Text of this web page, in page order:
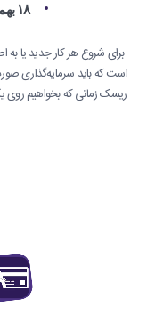
۱۸ بهمن ۱۳۹۹
برای شروع هر کار جدید یا به
است که باید سرمایه‌گذاری
ریسک زمانی که بخواهیم روی